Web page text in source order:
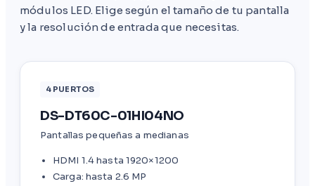
módulos LED. Elige según el tamaño de tu pantalla
y la resolución de entrada que necesitas.
4 PUERTOS
DS-DT60C-01HI04NO
Pantallas pequeñas a medianas
HDMI 1.4 hasta 1920×1200
Carga: hasta 2.6 MP